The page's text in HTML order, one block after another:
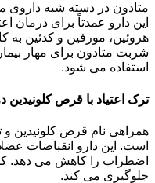
متادون در دسته شبه داروی
این دارو عمدتاً برای درمان
هروئین، مورفین و کدئین به
شربت متادون برای مهار
استفاده می شود.
ترک اعتیاد با قرص کلونیدین
همراهی نام قرص کلونیدین و
است. این دارو انقباضات
اضطراب را کاهش می دهد.
جلوگیری می کند.